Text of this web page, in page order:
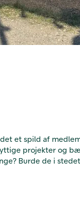
et spild af
projekter og
Burde de i